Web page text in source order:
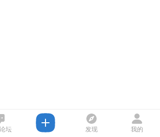
坛 发现 我的